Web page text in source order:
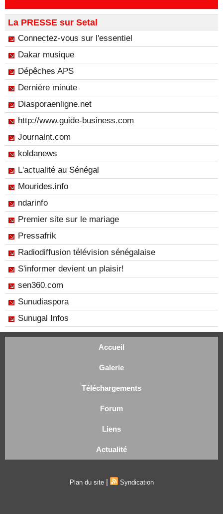
La PRESSE sur Setal
Connectez-vous sur l'essentiel
Dakar musique
Dépêches APS
Dernière minute
Diasporaenligne.net
http://www.guide-business.com
Journalnt.com
koldanews
L'actualité au Sénégal
Mourides.info
ndarinfo
Premier site sur le mariage
Pressafrik
Radiodiffusion télévision sénégalaise
S'informer devient un plaisir!
sen360.com
Sunudiaspora
Sunugal Infos
Accueil
Galerie
Téléchargements
Forum
Liens
Actualité
Plan du site | Syndication